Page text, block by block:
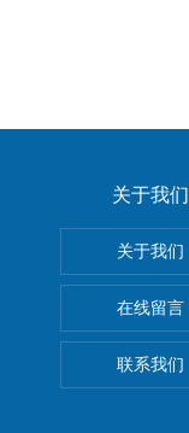
关于我们
关于我们
在线留言
联系我们